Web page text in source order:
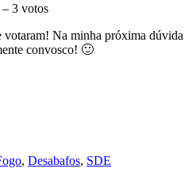
3 votos
Na minha próxima dúvida
convosco! 🙂
, Desabafos, SDE